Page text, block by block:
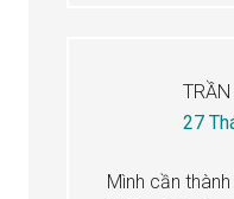
27
Mình cần